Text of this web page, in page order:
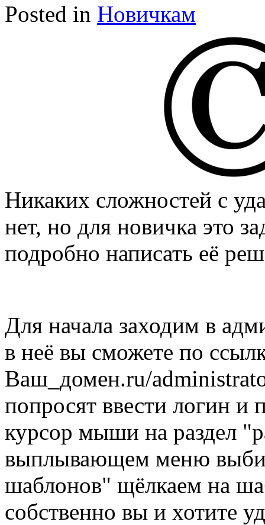
Posted in Новичкам
Никаких сложностей с
нет, но для новичка это
подробно написать её
Для начала заходим в
в неё вы сможете по
Ваш_домен.ru/
попросят ввести логин и
курсор мыши на раздел
выплывающем меню
шаблонов" щёлкаем на
собственно вы и хотите